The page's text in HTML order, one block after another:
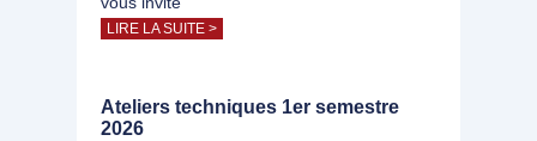
LIRE LA SUITE >
Ateliers techniques 1er semestre
2026